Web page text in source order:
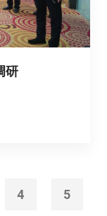
研
4 5